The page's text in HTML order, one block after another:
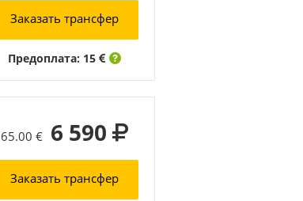
Заказать трансфер
Предоплата: 15
65.00 € 6 590
Заказать трансфер